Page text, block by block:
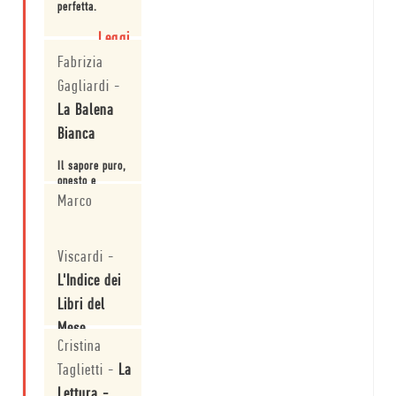
che echeggia
quella odierna.
perfetta.
Leggi
Fabrizia
Gagliardi -
La Balena
Bianca
Il sapore puro,
onesto e
diretto di chi è
reale e mitica
delle proprie
origini.
Marco
Viscardi -
L'Indice dei
Libri del
Mese
Chris Offutt
racconta un
mondo
Cristina
Taglietti - La